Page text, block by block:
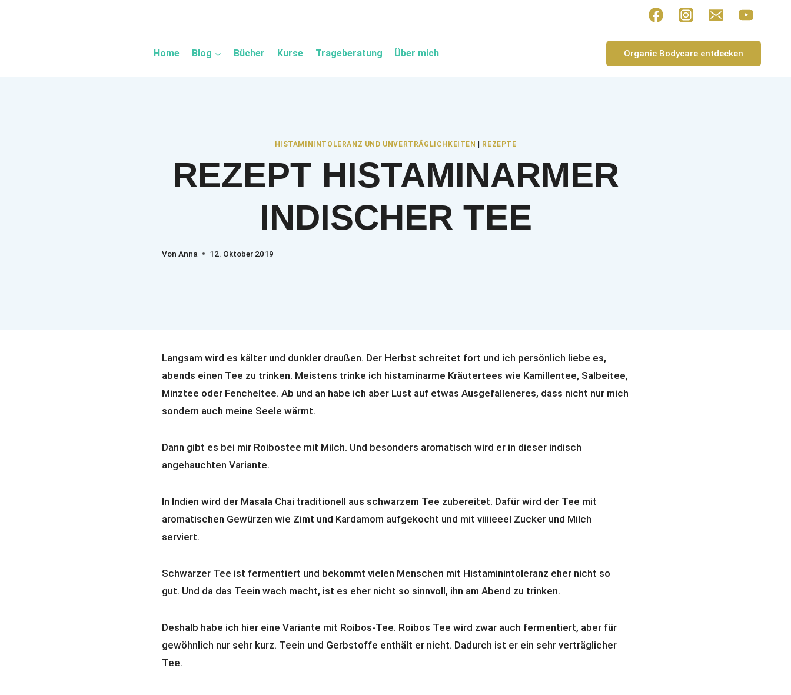
Home Blog Bücher Kurse Trageberatung Über mich Organic Bodycare entdecken
HISTAMININTOLERANZ UND UNVERTRÄGLICHKEITEN REZEPTE
REZEPT HISTAMINARMER
INDISCHER TEE
Von Anna 12. Oktober 2019
Langsam wird es kälter und dunkler draußen. Der Herbst schreitet fort und ich persönlich liebe es,
abends einen Tee zu trinken. Meistens trinke ich histaminarme Kräutertees wie Kamillentee, Salbeitee,
Minztee oder Fencheltee. Ab und an habe ich aber Lust auf etwas Ausgefalleneres, dass nicht nur mich
sondern auch meine Seele wärmt.
Dann gibt es bei mir Roibostee mit Milch. Und besonders aromatisch wird er in dieser indisch
angehauchten Variante.
In Indien wird der Masala Chai traditionell aus schwarzem Tee zubereitet. Dafür wird der Tee mit
aromatischen Gewürzen wie Zimt und Kardamom aufgekocht und mit viiiieeel Zucker und Milch
serviert.
Schwarzer Tee ist fermentiert und bekommt vielen Menschen mit Histaminintoleranz eher nicht so
gut. Und da das Teein wach macht, ist es eher nicht so sinnvoll, ihn am Abend zu trinken.
Deshalb habe ich hier eine Variante mit Roibos-Tee. Roibos Tee wird zwar auch fermentiert, aber für
gewöhnlich nur sehr kurz. Teein und Gerbstoffe enthält er nicht. Dadurch ist er ein sehr verträglicher
Tee.